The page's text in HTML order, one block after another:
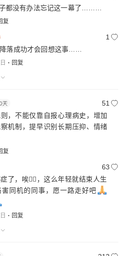
都没有办法忘记这一幕了………
复
1
落成功才会回想这事……
回复
51
，不能仅靠自报心理病史，增加
机制，提早识别长期压抑、情绪
复
63
了，唉😮‍💨，这么年轻就结束人生
同机的同事，愿一路走好吧
回复